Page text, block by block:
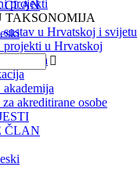
projekti
TAKSONOMIJA
u Hrvatskoj i svijetu
u Hrvatskoj
za akreditirane osobe
ČLAN
ČLAN